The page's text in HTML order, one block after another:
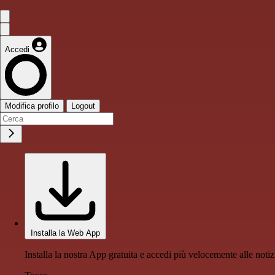
Accedi
Modifica profilo Logout
Installa la Web App
Installa la nostra App gratuita e accedi più velocemente alle